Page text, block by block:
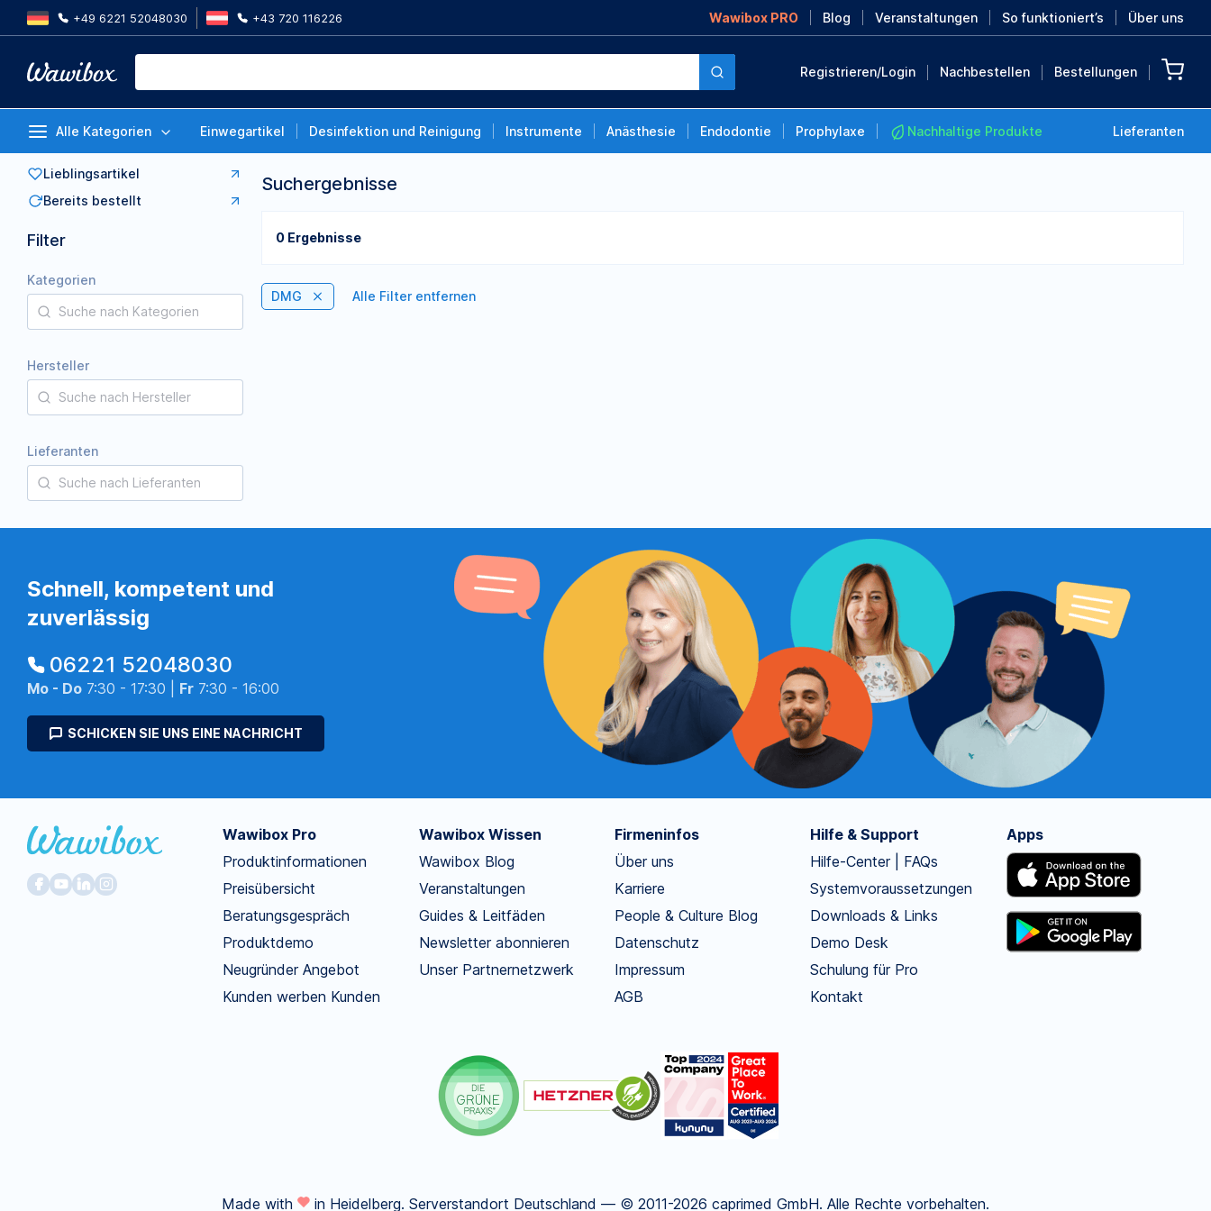
+49 6221 52048030 +43 720 116226 Wawibox PRO Blog Veranstaltungen So funktioniert’s Über uns
Registrieren/Login Nachbestellen Bestellungen
Alle Kategorien Einwegartikel Desinfektion und Reinigung Instrumente Anästhesie Endodontie Prophylaxe Nachhaltige Produkte Lieferanten
Lieblingsartikel
Bereits bestellt
Filter
Kategorien
Hersteller
Lieferanten
Suchergebnisse
0 Ergebnisse
DMG Alle Filter entfernen
Schnell, kompetent und
zuverlässig
06221 52048030
Mo - Do 7:30 - 17:30 | Fr 7:30 - 16:00
SCHICKEN SIE UNS EINE NACHRICHT
Wawibox Pro
Produktinformationen
Preisübersicht
Beratungsgespräch
Produktdemo
Neugründer Angebot
Kunden werben Kunden
Wawibox Wissen
Wawibox Blog
Veranstaltungen
Guides & Leitfäden
Newsletter abonnieren
Unser Partnernetzwerk
Firmeninfos
Über uns
Karriere
People & Culture Blog
Datenschutz
Impressum
AGB
Hilfe & Support
Hilfe-Center | FAQs
Systemvoraussetzungen
Downloads & Links
Demo Desk
Schulung für Pro
Kontakt
Apps
Made with in Heidelberg. Serverstandort Deutschland — © 2011-2026 caprimed GmbH. Alle Rechte vorbehalten.